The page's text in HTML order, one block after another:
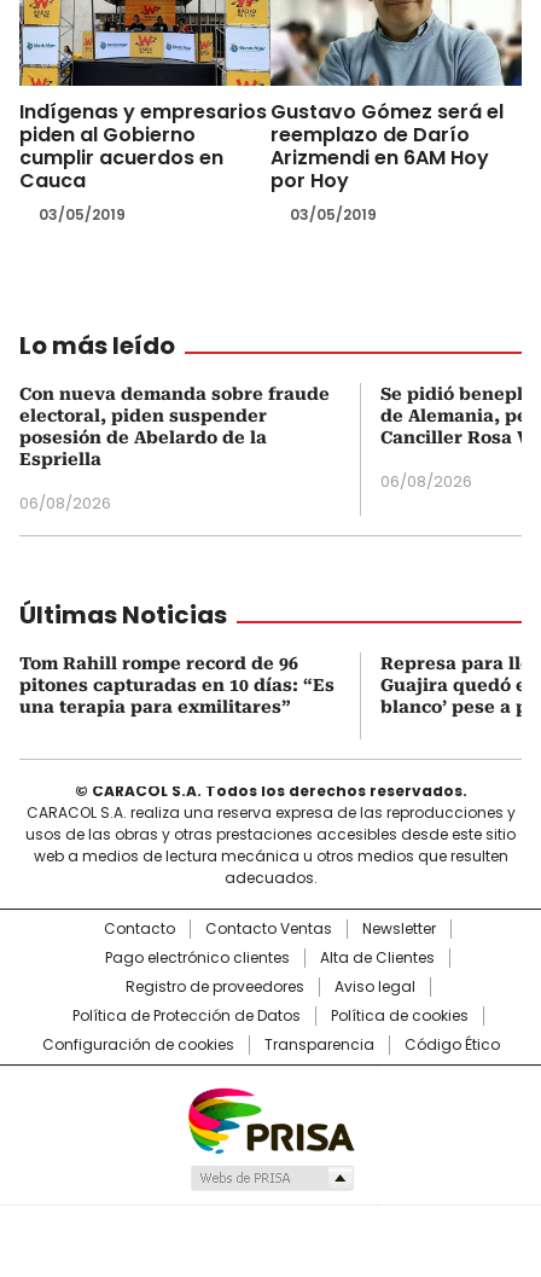
Indígenas y empresarios
piden al Gobierno
cumplir acuerdos en
Cauca
03/05/2019
Gustavo Gómez será el
reemplazo de Darío
Arizmendi en 6AM Hoy
por Hoy
03/05/2019
Lo más leído
Con nueva demanda sobre fraude
electoral, piden suspender
posesión de Abelardo de la
Espriella
06/08/2026
Se pidió
de Alemania,
Canciller Rosa
06/08/2026
Últimas Noticias
Tom Rahill rompe record de 96
pitones capturadas en 10 días: “Es
una terapia para exmilitares”
Represa para
Guajira quedó en
blanco’ pese a
© CARACOL S.A. Todos los derechos reservados.
CARACOL S.A. realiza una reserva expresa de las reproducciones y
usos de las obras y otras prestaciones accesibles desde este sitio
web a medios de lectura mecánica u otros medios que resulten
adecuados.
Contacto Contacto Ventas
Newsletter
Pago electrónico clientes
Alta de Clientes
Registro de proveedores
Aviso legal
Política de Protección de Datos
Política de cookies
Configuración de cookies
Transparencia Código Ético